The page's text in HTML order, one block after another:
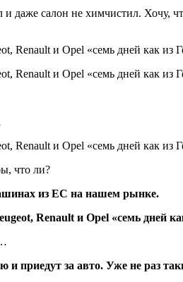
салон не химчистил. Хочу,
что ли?
из ЕС на нашем рынке.
приедут за авто. Уже не раз